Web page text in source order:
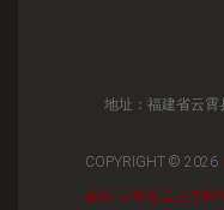
地址：福建省云
COPYRIGHT © 2026
建设 云霄县圣之杰网